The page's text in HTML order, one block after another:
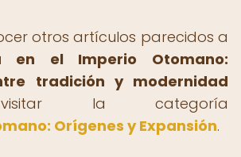
otros artículos parecidos a
en el Imperio Otomano:
tradición y modernidad
la categoría
Orígenes y Expansión.